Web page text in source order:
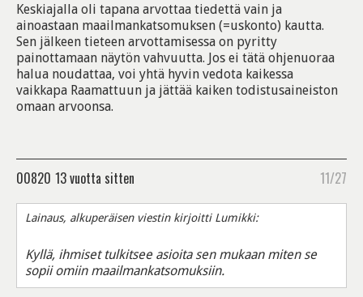
Keskiajalla oli tapana arvottaa tiedettä vain ja
ainoastaan maailmankatsomuksen (=uskonto) kautta.
Sen jälkeen tieteen arvottamisessa on pyritty
painottamaan näytön vahvuutta. Jos ei tätä ohjenuoraa
halua noudattaa, voi yhtä hyvin vedota kaikessa
vaikkapa Raamattuun ja jättää kaiken todistusaineiston
omaan arvoonsa.
00820 13 vuotta sitten 11/27
Lainaus, alkuperäisen viestin kirjoitti Lumikki:
Kyllä, ihmiset tulkitsee asioita sen mukaan miten se
sopii omiin maailmankatsomuksiin.